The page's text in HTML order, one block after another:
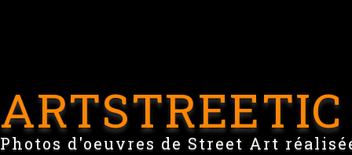
ARTSTREETIC
Photos d'oeuvres de Street Art